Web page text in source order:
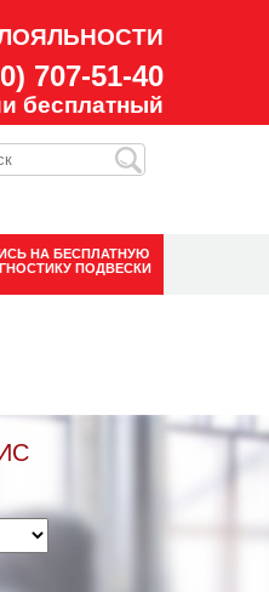
707-51-40
бесплатный
НА БЕСПЛАТНУЮ
ПОДВЕСКИ